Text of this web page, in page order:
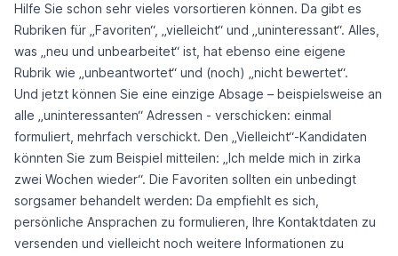
Hilfe Sie schon sehr vieles vorsortieren können. Da gibt es
Rubriken für „Favoriten“, „vielleicht“ und „uninteressant“. Alles,
was „neu und unbearbeitet“ ist, hat ebenso eine eigene
Rubrik wie „unbeantwortet“ und (noch) „nicht bewertet“.
Und jetzt können Sie eine einzige Absage – beispielsweise an
alle „uninteressanten“ Adressen - verschicken: einmal
formuliert, mehrfach verschickt. Den „Vielleicht“-Kandidaten
könnten Sie zum Beispiel mitteilen: „Ich melde mich in zirka
zwei Wochen wieder“. Die Favoriten sollten ein unbedingt
sorgsamer behandelt werden: Da empfiehlt es sich,
persönliche Ansprachen zu formulieren, Ihre Kontaktdaten zu
versenden und vielleicht noch weitere Informationen zu